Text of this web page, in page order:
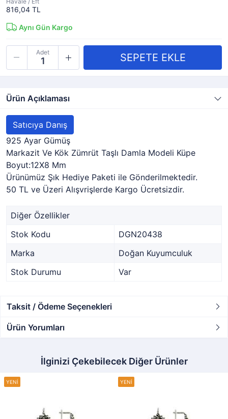
816,04 TL
Aynı Gün Kargo
Adet
Ürün Açıklaması
Satıcıya Danış
925 Ayar Gümüş
Markazit Ve Kök Zümrüt Taşlı Damla Modeli Küpe
Boyut:12X8 Mm
Ürünümüz Şık Hediye Paketi ile Gönderilmektedir.
50 TL ve Üzeri Alışvrişlerde Kargo Ücretsizdir.
Diğer Özellikler
Stok Kodu
DGN20438
Marka
Doğan Kuyumculuk
Stok Durumu
Var
Taksit / Ödeme Seçenekleri
Ürün Yorumları
İlginizi Çekebilecek Diğer Ürünler